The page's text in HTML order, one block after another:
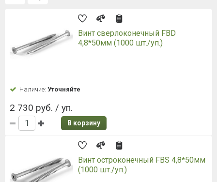
Винт сверлоконечный FBD
4,8*50мм (1000 шт./уп.)
Наличие: Уточняйте
2 730 руб. / уп.
В корзину
Винт остроконечный FBS 4,8*50мм
(1000 шт./уп.)